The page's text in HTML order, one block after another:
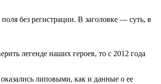
без регистрации. В заголовке — суть, в
легенде наших героев, то с 2012 года
липовыми, как и данные о ее